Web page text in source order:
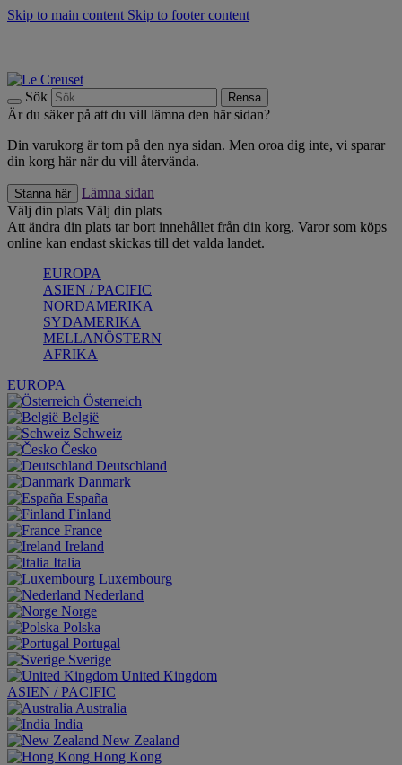
Skip to main content Skip to footer content
Sök Rensa
Är du säker på att du vill lämna den här sidan?
Din varukorg är tom på den nya sidan. Men oroa dig inte, vi sparar
din korg här när du vill återvända.
Stanna här
Lämna sidan
Välj din plats Välj din plats
Att ändra din plats tar bort innehållet från din korg. Varor som köps
online kan endast skickas till det valda landet.
EUROPA
ASIEN / PACIFIC
NORDAMERIKA
SYDAMERIKA
MELLANÖSTERN
AFRIKA
EUROPA
Österreich
België
Schweiz
Česko
Deutschland
Danmark
España
Finland
France
Ireland
Italia
Luxembourg
Nederland
Norge
Polska
Portugal
Sverige
United Kingdom
ASIEN / PACIFIC
Australia
India
New Zealand
Hong Kong